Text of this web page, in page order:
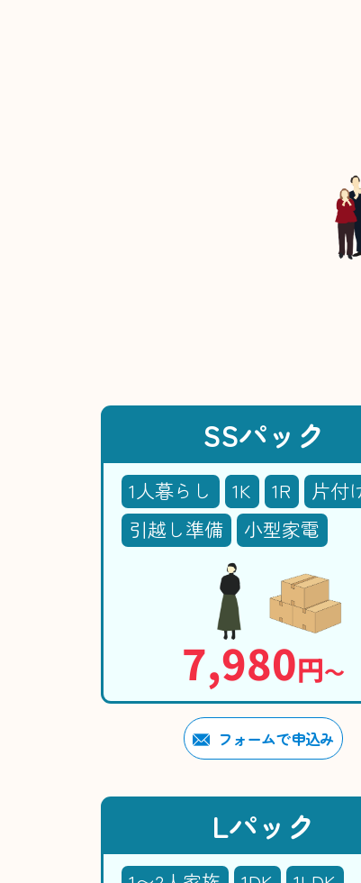
SSパック
1人暮らし 1K 1R
片付
引越し準備
小型家電
7,980円〜
フォームで申込み
Lパック